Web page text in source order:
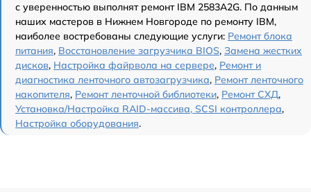
с уверенностью выполнят ремонт IBM 2583A2G. По данным
наших мастеров в Нижнем Новгороде по ремонту IBM,
наиболее востребованы следующие услуги: Ремонт блока
питания, Восстановление загрузчика BIOS, Замена жестких
дисков, Настройка файрвола на сервере, Ремонт и
диагностика ленточного автозагрузчика, Ремонт ленточного
накопителя, Ремонт ленточной библиотеки, Ремонт СХД,
Установка/Настройка RAID-массива, SCSI контроллера,
Настройка оборудования.